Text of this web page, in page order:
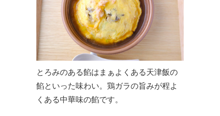
とろみのある餡はまぁよくある天津飯の
餡といった味わい。鶏ガラの旨みが程よ
くある中華味の餡です。